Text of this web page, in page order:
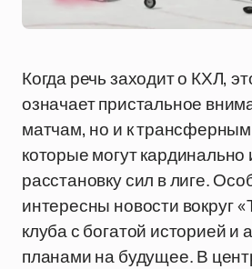
Когда речь заходит о КХЛ,
означает пристальное
матчам, но и к
которые могут кардинально
расстановку сил в лиге.
интересны новости вокруг
клуба с богатой историей
планами на будущее. В